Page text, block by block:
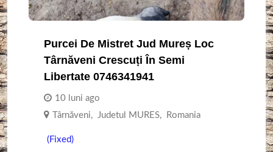
Purcei De Mistret Jud Mureș Loc
Târnăveni Crescuți În Semi
Libertate 0746341941
10 luni ago
Târnăveni, Judetul MURES, Romania
(Fixed)